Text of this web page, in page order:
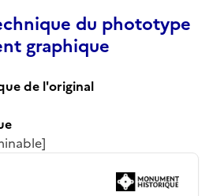
du phototype
graphique
de l'original